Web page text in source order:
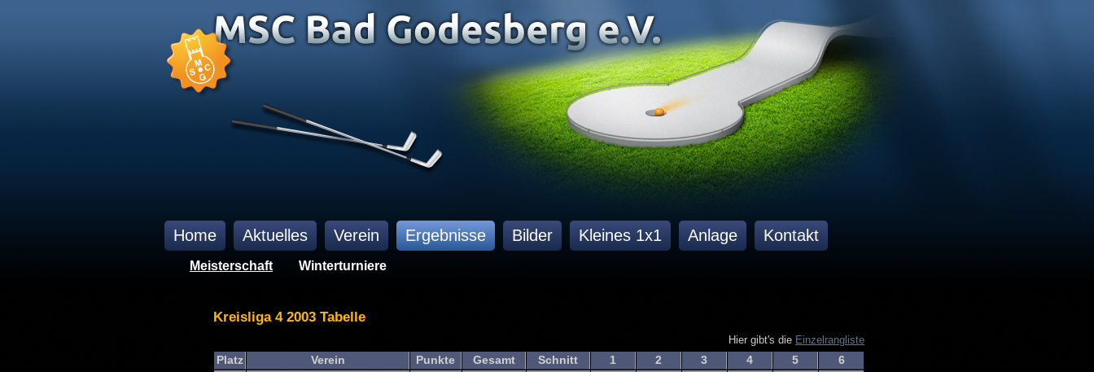
Home Aktuelles Verein Ergebnisse Bilder Kleines 1x1 Anlage Kontakt
Meisterschaft Winterturniere
Kreisliga 4 2003 Tabelle
Hier gibt's die Einzelrangliste
Platz Verein Punkte Gesamt Schnitt 1 2 3 4 5 6